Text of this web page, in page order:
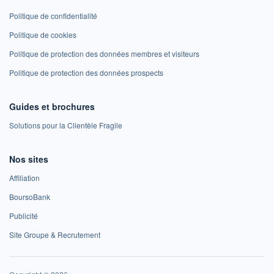
Politique de confidentialité
Politique de cookies
Politique de protection des données membres et visiteurs
Politique de protection des données prospects
Guides et brochures
Solutions pour la Clientèle Fragile
Nos sites
Affiliation
BoursoBank
Publicité
Site Groupe & Recrutement